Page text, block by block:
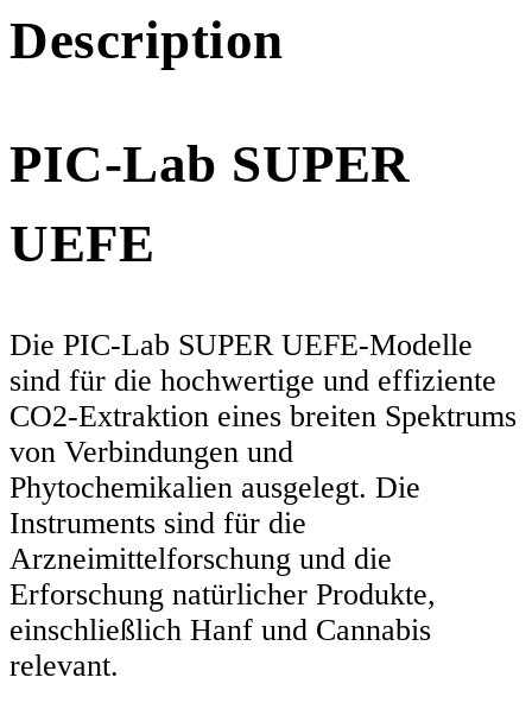
Description
PIC-Lab SUPER
UEFE
Die PIC-Lab SUPER UEFE-Modelle
sind für die hochwertige und effiziente
CO2-Extraktion eines breiten Spektrums
von Verbindungen und
Phytochemikalien ausgelegt. Die
Instruments sind für die
Arzneimittelforschung und die
Erforschung natürlicher Produkte,
einschließlich Hanf und Cannabis
relevant.